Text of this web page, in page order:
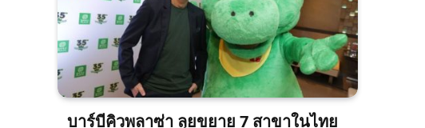
บาร์บีคิวพลาซ่า ลุยขยาย 7 สาขาในไทย